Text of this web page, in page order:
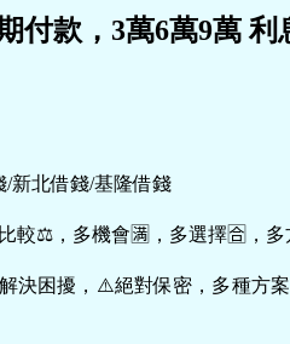
付款，3萬6萬9萬
新北借錢/基隆借錢
較⚖，多機會🈵，多選擇🈴，多
決困擾，⚠️絕對保密，多種方